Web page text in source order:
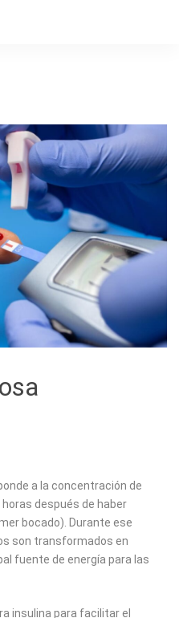
a la concentración de
después de haber
bocado). Durante ese
son transformados en
fuente de energía para las
insulina para facilitar el